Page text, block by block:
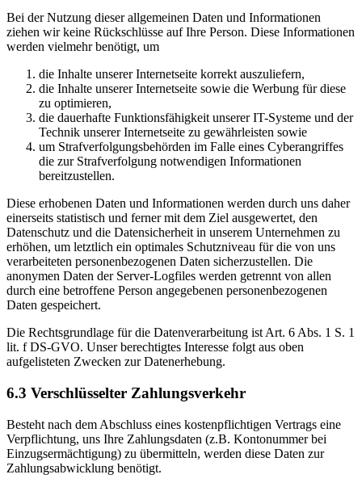
Bei der Nutzung dieser allgemeinen Daten und Informationen
ziehen wir keine Rückschlüsse auf Ihre Person. Diese Informationen
werden vielmehr benötigt, um
die Inhalte unserer Internetseite korrekt auszuliefern,
die Inhalte unserer Internetseite sowie die Werbung für diese
zu optimieren,
die dauerhafte Funktionsfähigkeit unserer IT-Systeme und der
Technik unserer Internetseite zu gewährleisten sowie
um Strafverfolgungsbehörden im Falle eines Cyberangriffes
die zur Strafverfolgung notwendigen Informationen
bereitzustellen.
Diese erhobenen Daten und Informationen werden durch uns daher
einerseits statistisch und ferner mit dem Ziel ausgewertet, den
Datenschutz und die Datensicherheit in unserem Unternehmen zu
erhöhen, um letztlich ein optimales Schutzniveau für die von uns
verarbeiteten personenbezogenen Daten sicherzustellen. Die
anonymen Daten der Server-Logfiles werden getrennt von allen
durch eine betroffene Person angegebenen personenbezogenen
Daten gespeichert.
Die Rechtsgrundlage für die Datenverarbeitung ist Art. 6 Abs. 1 S. 1
lit. f DS-GVO. Unser berechtigtes Interesse folgt aus oben
aufgelisteten Zwecken zur Datenerhebung.
6.3 Verschlüsselter Zahlungsverkehr
Besteht nach dem Abschluss eines kostenpflichtigen Vertrags eine
Verpflichtung, uns Ihre Zahlungsdaten (z.B. Kontonummer bei
Einzugsermächtigung) zu übermitteln, werden diese Daten zur
Zahlungsabwicklung benötigt.